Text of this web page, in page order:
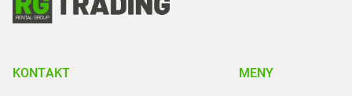
KONTAKT MENY